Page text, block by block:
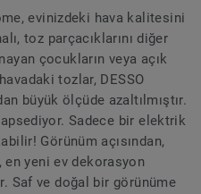
evinizdeki hava kalitesini
toz parçacıklarını diğer
çocukların veya açık
tozlar, DESSO
büyük ölçüde azaltılmıştır.
Sadece bir elektrik
Görünüm açısından,
yeni ev dekorasyon
Saf ve doğal bir görünüme